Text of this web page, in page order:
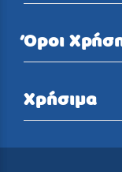
Όροι
Χρήσιμα